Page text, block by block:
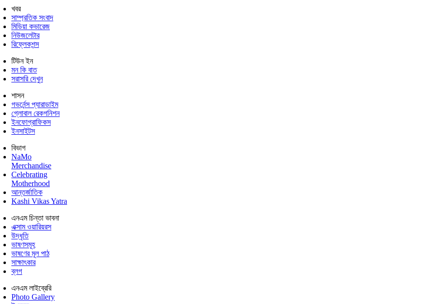
খবর
সাম্প্রতিক সংবাদ
মিডিয়া কভারেজ
নিউজলেটার
রিফ্লেকশন্স
টিউন ইন
মন কি বাত
সরাসরি দেখুন
শাসন
গভর্নেন্স প্যারাডাইম
গ্লোবাল রেকগনিশন
ইনফোগ্রাফিকস
ইনসাইটস
বিভাগ
NaMo
Merchandise
Celebrating
Motherhood
আন্তর্জাতিক
Kashi Vikas Yatra
এনএম চিন্তা ভাবনা
এক্সাম ওয়ারিয়রস
উদ্ধৃতি
ভাষণসমূহ
ভাষণের মূল পাঠ
সাক্ষাৎকার
ব্লগ
এনএম লাইব্রেরি
Photo Gallery